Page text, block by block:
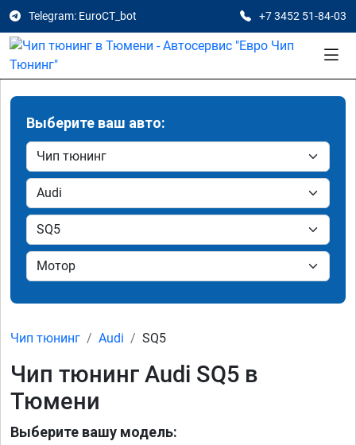
Telegram: EuroCT_bot +7 3452 51-84-03
Выберите ваш авто:
Чип тюнинг Audi SQ5
Чип тюнинг Audi SQ5 в
Тюмени
Выберите вашу модель: